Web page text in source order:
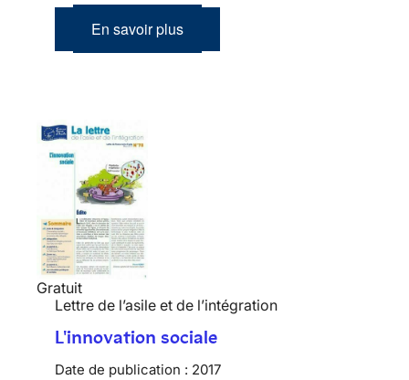
En savoir plus
Gratuit
Lettre de l’asile et de l’intégration
L'innovation sociale
Date de publication : 2017